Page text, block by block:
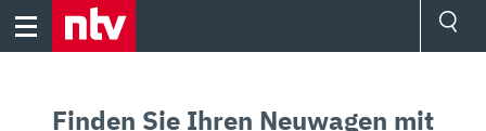
Skip
Finden Sie Ihren Neuwagen mit